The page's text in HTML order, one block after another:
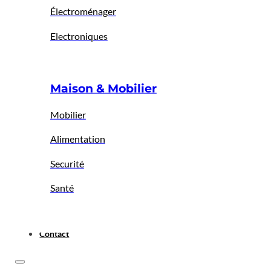
Électroménager
Electroniques
Maison & Mobilier
Mobilier
Alimentation
Securité
Santé
Contact